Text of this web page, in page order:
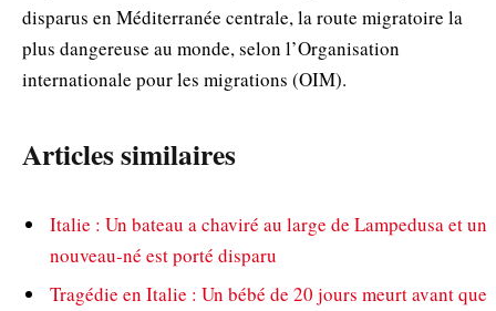
disparus en Méditerranée centrale, la route migratoire la
plus dangereuse au monde, selon l’Organisation
internationale pour les migrations (OIM).
Articles similaires
Italie : Un bateau a chaviré au large de Lampedusa et un
nouveau-né est porté disparu
Tragédie en Italie : Un bébé de 20 jours meurt avant que